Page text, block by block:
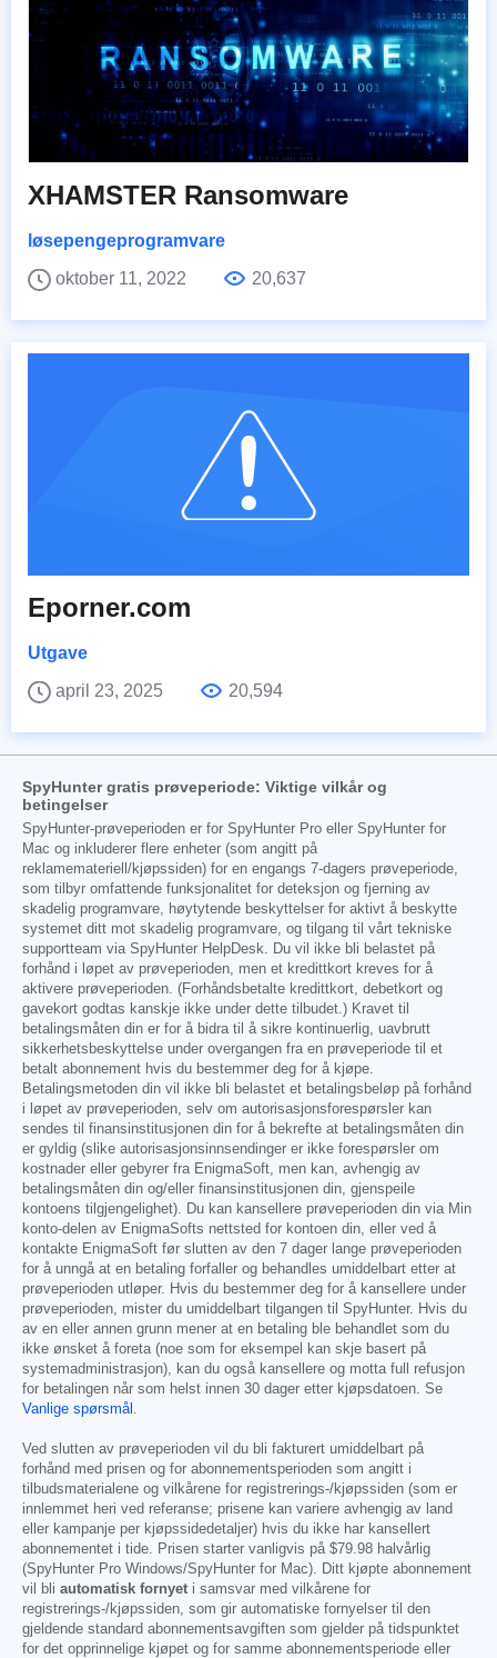
XHAMSTER Ransomware
løsepengeprogramvare
oktober 11, 2022
20,637
Eporner.com
Utgave
april 23, 2025
20,594
SpyHunter gratis prøveperiode: Viktige vilkår og
betingelser
SpyHunter-prøveperioden er for SpyHunter Pro eller SpyHunter for
Mac og inkluderer flere enheter (som angitt på
reklamemateriell/kjøpssiden) for en engangs 7-dagers prøveperiode,
som tilbyr omfattende funksjonalitet for deteksjon og fjerning av
skadelig programvare, høytytende beskyttelser for aktivt å beskytte
systemet ditt mot skadelig programvare, og tilgang til vårt tekniske
supportteam via SpyHunter HelpDesk. Du vil ikke bli belastet på
forhånd i løpet av prøveperioden, men et kredittkort kreves for å
aktivere prøveperioden. (Forhåndsbetalte kredittkort, debetkort og
gavekort godtas kanskje ikke under dette tilbudet.) Kravet til
betalingsmåten din er for å bidra til å sikre kontinuerlig, uavbrutt
sikkerhetsbeskyttelse under overgangen fra en prøveperiode til et
betalt abonnement hvis du bestemmer deg for å kjøpe.
Betalingsmetoden din vil ikke bli belastet et betalingsbeløp på forhånd
i løpet av prøveperioden, selv om autorisasjonsforespørsler kan
sendes til finansinstitusjonen din for å bekrefte at betalingsmåten din
er gyldig (slike autorisasjonsinnsendinger er ikke forespørsler om
kostnader eller gebyrer fra EnigmaSoft, men kan, avhengig av
betalingsmåten din og/eller finansinstitusjonen din, gjenspeile
kontoens tilgjengelighet). Du kan kansellere prøveperioden din via Min
konto-delen av EnigmaSofts nettsted for kontoen din, eller ved å
kontakte EnigmaSoft før slutten av den 7 dager lange prøveperioden
for å unngå at en betaling forfaller og behandles umiddelbart etter at
prøveperioden utløper. Hvis du bestemmer deg for å kansellere under
prøveperioden, mister du umiddelbart tilgangen til SpyHunter. Hvis du
av en eller annen grunn mener at en betaling ble behandlet som du
ikke ønsket å foreta (noe som for eksempel kan skje basert på
systemadministrasjon), kan du også kansellere og motta full refusjon
for betalingen når som helst innen 30 dager etter kjøpsdatoen. Se
Vanlige spørsmål
Ved slutten av prøveperioden vil du bli fakturert umiddelbart på
forhånd med prisen og for abonnementsperioden som angitt i
tilbudsmaterialene og vilkårene for registrerings-/kjøpssiden (som er
innlemmet heri ved referanse; prisene kan variere avhengig av land
eller kampanje per kjøpssidedetaljer) hvis du ikke har kansellert
abonnementet i tide. Prisen starter vanligvis på $79.98 halvårlig
(SpyHunter Pro Windows/SpyHunter for Mac). Ditt kjøpte abonnement
vil bli automatisk fornyet i samsvar med vilkårene for
registrerings-/kjøpssiden, som gir automatiske fornyelser til den
gjeldende standard abonnementsavgiften som gjelder på tidspunktet
for det opprinnelige kjøpet og for samme abonnementsperiode eller